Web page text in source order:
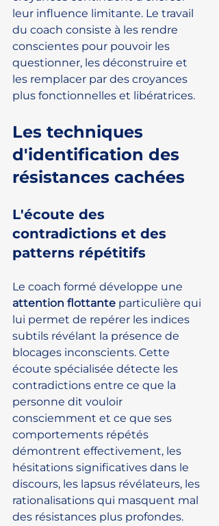
leur influence limitante. Le travail
du coach consiste à les rendre
conscientes pour pouvoir les
questionner, les déconstruire et
les remplacer par des croyances
plus fonctionnelles et libératrices.
Les techniques
d'identification des
résistances cachées
L'écoute des
contradictions et des
patterns répétitifs
Le coach formé développe une
attention flottante particulière qui
lui permet de repérer les indices
subtils révélant la présence de
blocages inconscients. Cette
écoute spécialisée détecte les
contradictions entre ce que la
personne dit vouloir
consciemment et ce que ses
comportements répétés
démontrent effectivement, les
hésitations significatives dans le
discours, les lapsus révélateurs, les
rationalisations qui masquent mal
des résistances plus profondes.